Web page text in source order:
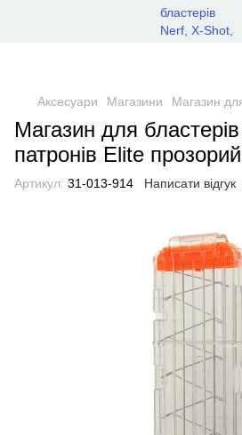
Аксесуари Магазини Магазин
Магазин для
патронів Elite прозорий
Артикул: 31-013-914 Написати відгук